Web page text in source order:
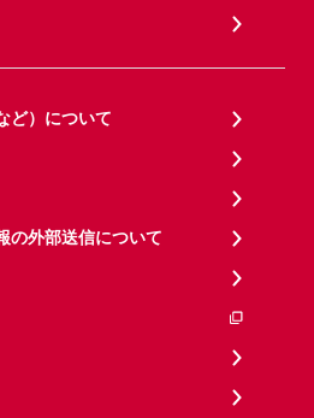
ど）について
の外部送信について